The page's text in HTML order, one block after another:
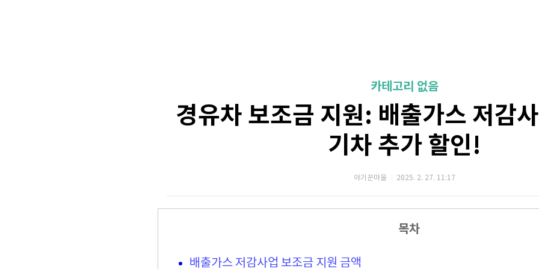
카테고리 없음
경유차 보조금 지원: 배출가스 저감
기차 추가 할인!
야기꾼마을 2025. 2. 27. 11:17
목차
배출가스 저감사업 보조금 지원 금액